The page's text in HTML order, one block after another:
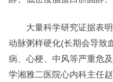
大量科学研究证据表明
动脉粥样硬化(长期会导致
病、心梗、中风等严重危
学湘雅二医院心内科主任